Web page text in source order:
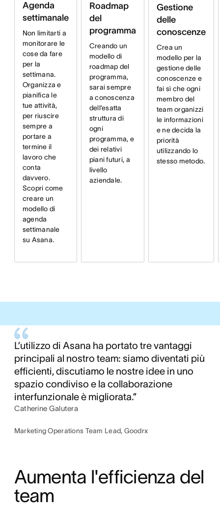
Agenda
settimanale
Non limitarti a
monitorare le
cose da fare
per la
settimana.
Organizza e
pianifica le
tue attività,
per riuscire
sempre a
portare a
termine il
lavoro che
conta
davvero.
Scopri come
creare un
modello di
agenda
settimanale
su Asana.
Roadmap
del
programma
Creando un
modello di
roadmap del
programma,
sarai sempre
a conoscenza
dell’esatta
struttura di
ogni
programma, e
dei relativi
piani futuri, a
livello
aziendale.
Gestione
delle
conoscenze
Crea un
modello per la
gestione delle
conoscenze e
fai sì che ogni
membro del
team organizzi
le informazioni
e ne decida la
priorità
utilizzando lo
stesso metodo.
L’utilizzo di Asana ha portato tre vantaggi
principali al nostro team: siamo diventati più
efficienti, discutiamo le nostre idee in uno
spazio condiviso e la collaborazione
interfunzionale è migliorata.”
Catherine Galutera
Marketing Operations Team Lead, Goodrx
Aumenta l'efficienza del
team